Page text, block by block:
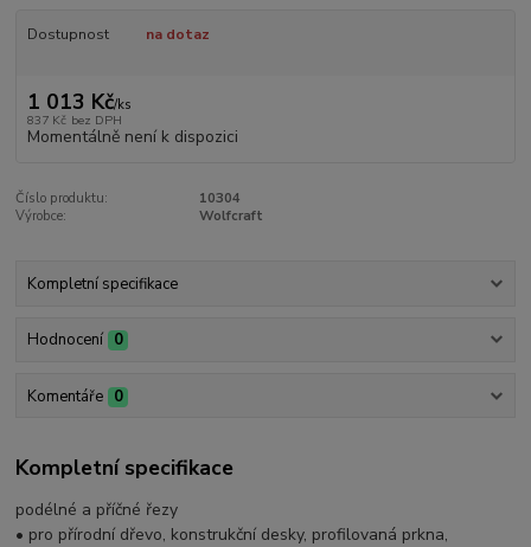
Dostupnost na dotaz
1 013 Kč/ks
837 Kč bez DPH
Momentálně není k dispozici
Číslo produktu:
10304
Výrobce:
Wolfcraft
Kompletní specifikace
Hodnocení 0
Komentáře 0
Kompletní specifikace
podélné a příčné řezy
• pro přírodní dřevo, konstrukční desky, profilovaná prkna,